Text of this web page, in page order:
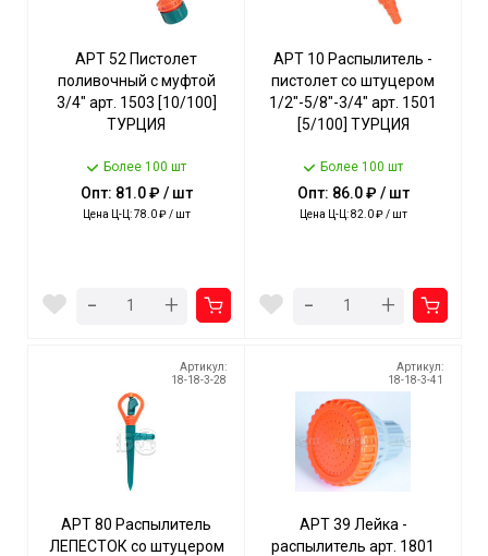
АРТ 52 Пистолет
поливочный с муфтой
3/4" арт. 1503 [10/100]
ТУРЦИЯ
Более 100 шт
Опт: 81.0 ₽ / шт
Цена Ц-Ц: 78.0 ₽ / шт
- +
АРТ 10 Распылитель -
пистолет со штуцером
1/2"-5/8"-3/4" арт. 1501
[5/100] ТУРЦИЯ
Более 100 шт
Опт: 86.0 ₽ / шт
Цена Ц-Ц: 82.0 ₽ / шт
- +
Артикул:
18-18-3-28
АРТ 80 Распылитель
ЛЕПЕСТОК со штуцером
Артикул:
18-18-3-41
АРТ 39 Лейка -
распылитель арт. 1801